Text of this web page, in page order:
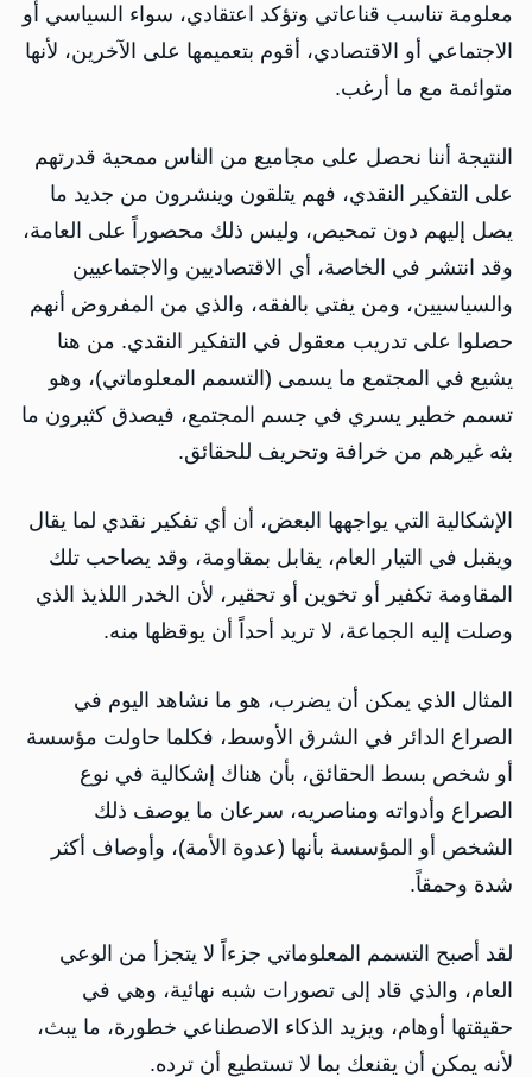
معلومة تناسب قناعاتي وتؤكد اعتقادي، سواء السياسي أو
الاجتماعي أو الاقتصادي، أقوم بتعميمها على الآخرين، لأنها
متوائمة مع ما أرغب.
النتيجة أننا نحصل على مجاميع من الناس ممحية قدرتهم
على التفكير النقدي، فهم يتلقون وينشرون من جديد ما
يصل إليهم دون تمحيص، وليس ذلك محصوراً على العامة،
وقد انتشر في الخاصة، أي الاقتصاديين والاجتماعيين
والسياسيين، ومن يفتي بالفقه، والذي من المفروض أنهم
حصلوا على تدريب معقول في التفكير النقدي. من هنا
يشيع في المجتمع ما يسمى (التسمم المعلوماتي)، وهو
تسمم خطير يسري في جسم المجتمع، فيصدق كثيرون ما
بثه غيرهم من خرافة وتحريف للحقائق.
الإشكالية التي يواجهها البعض، أن أي تفكير نقدي لما يقال
ويقبل في التيار العام، يقابل بمقاومة، وقد يصاحب تلك
المقاومة تكفير أو تخوين أو تحقير، لأن الخدر اللذيذ الذي
وصلت إليه الجماعة، لا تريد أحداً أن يوقظها منه.
المثال الذي يمكن أن يضرب، هو ما نشاهد اليوم في
الصراع الدائر في الشرق الأوسط، فكلما حاولت مؤسسة
أو شخص بسط الحقائق، بأن هناك إشكالية في نوع
الصراع وأدواته ومناصريه، سرعان ما يوصف ذلك
الشخص أو المؤسسة بأنها (عدوة الأمة)، وأوصاف أكثر
شدة وحمقاً.
لقد أصبح التسمم المعلوماتي جزءاً لا يتجزأ من الوعي
العام، والذي قاد إلى تصورات شبه نهائية، وهي في
حقيقتها أوهام، ويزيد الذكاء الاصطناعي خطورة، ما يبث،
لأنه يمكن أن يقنعك بما لا تستطيع أن ترده.